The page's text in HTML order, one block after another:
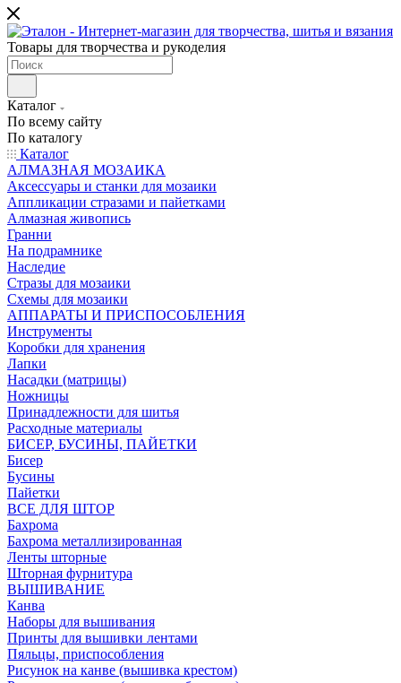
Товары для творчества и рукоделия
Каталог
По всему сайту
По каталогу
Каталог
АЛМАЗНАЯ МОЗАИКА
Аксессуары и станки для мозаики
Аппликации стразами и пайетками
Алмазная живопись
Гранни
На подрамнике
Наследие
Стразы для мозаики
Схемы для мозаики
АППАРАТЫ И ПРИСПОСОБЛЕНИЯ
Инструменты
Коробки для хранения
Лапки
Насадки (матрицы)
Ножницы
Принадлежности для шитья
Расходные материалы
БИСЕР, БУСИНЫ, ПАЙЕТКИ
Бисер
Бусины
Пайетки
ВСЕ ДЛЯ ШТОР
Бахрома
Бахрома металлизированная
Ленты шторные
Шторная фурнитура
ВЫШИВАНИЕ
Канва
Наборы для вышивания
Принты для вышивки лентами
Пяльцы, приспособления
Рисунок на канве (вышивка крестом)